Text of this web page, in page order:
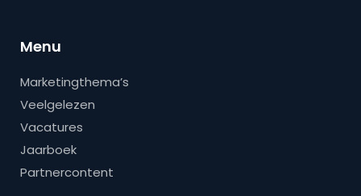
Menu
Marketingthema’s
Veelgelezen
Vacatures
Jaarboek
Partnercontent